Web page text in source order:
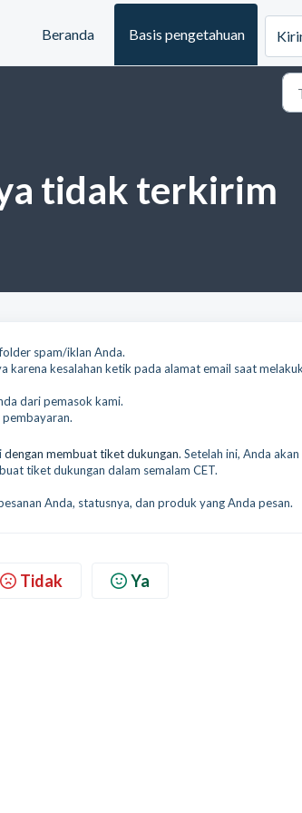
Beranda Basis pengetahuan
tidak terkirim
spam/iklan Anda.
karena kesalahan ketik pada alamat email saat
dari pemasok kami.
dengan membuat tiket dukungan. Setelah ini, Anda akan
tiket dukungan dalam semalam CET.
Anda, statusnya, dan produk yang Anda pesan.
Tidak Ya